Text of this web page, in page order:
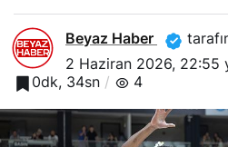
Beyaz Haber
2 Haziran 2026, 22:55
0dk, 34sn
4